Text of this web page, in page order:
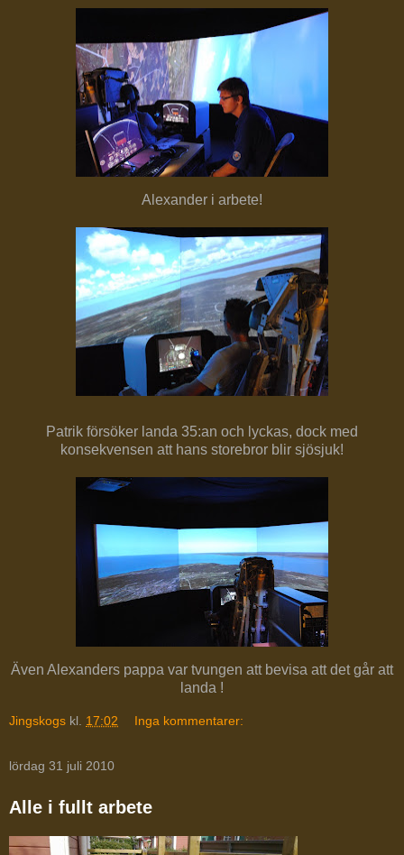
Alexander i arbete!
Patrik försöker landa 35:an och lyckas, dock med
konsekvensen att hans storebror blir sjösjuk!
Även Alexanders pappa var tvungen att bevisa att det går att
landa !
Jingskogs kl. 17:02 Inga kommentarer:
lördag 31 juli 2010
Alle i fullt arbete